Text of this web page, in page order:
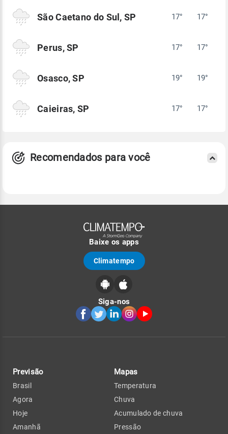
São Caetano do Sul, SP 17° 17°
Perus, SP 17° 17°
Osasco, SP 19° 19°
Caieiras, SP 17° 17°
Recomendados para você
Baixe os apps
Climatempo
Siga-nos
Previsão
Brasil
Agora
Hoje
Amanhã
Mapas
Temperatura
Chuva
Acumulado de chuva
Pressão